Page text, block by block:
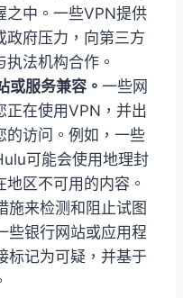
之中。一些VPN提供
政府压力，向第三方
法机构合作。
或服务兼容。 一些网
正在使用VPN，并出
的访问。例如，一些
可能会使用地理封
区不可用的内容。
施来检测和阻止试图
些银行网站或应用程
标记为可疑，并基于